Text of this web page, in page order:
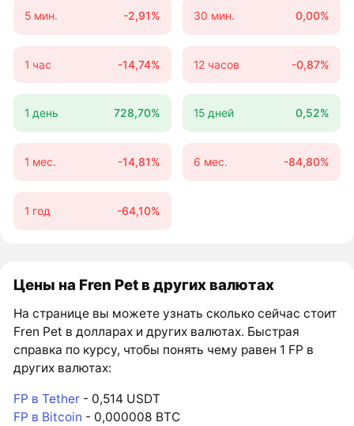
5 мин. -2,91% 30 мин. 0,00%
1 час -14,74% 12 часов -0,87%
1 день 728,70% 15 дней 0,52%
1 мес. -14,81% 6 мес. -84,80%
1 год -64,10%
Цены на Fren Pet в других валютах
На странице вы можете узнать сколько сейчас стоит
Fren Pet в долларах и других валютах. Быстрая
справка по курсу, чтобы понять чему равен 1 FP в
других валютах:
FP в Tether - 0,514 USDT
FP в Bitcoin - 0,000008 BTC